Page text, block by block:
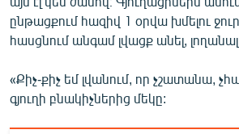
ԲԱՆԱՎԵՃ
ՁԳՏԵԼՈՎ ԼԱՎԱԳՈՒՅՆԻՆ
ՓՈԴՔԱՍԹ
ընթացքում հազիվ 1 օրվա խմելու
հասցնում անգամ լվացք անել,
«Քիչ-քիչ եմ լվանում, որ չշատանա,
գյուղի բնակիչներից մեկը: